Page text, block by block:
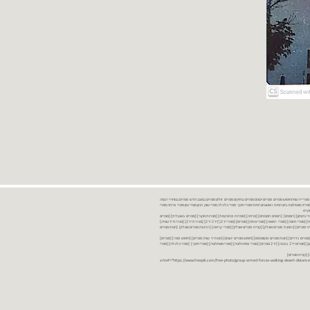
ספרים יד שניה ספרים משומשים ספרים חדשים ספרים יד 2 מכירת ספרים יד שניה ספרי יד שניהחיפוש ספרים ספרים ישנים ספרים עתיקים ספרים זולים ספרים במצב חדש ספרים במחירי רצפה
במבצע ספרים יד 2 ברמת גן ספרים יד 2 ביבנה יד 2 ספרים ספרי פסיכולוגיה ספריה סוציולוגיה ביוגרפיות ו אוטוביוגרפיות ספרי חינוך ספרי כלכלה ספרי שוק ההון ספרי עיון ספרי פרוזה ספרי
ביטחון] [רומנים] [רומנים רומנטיים] [פרוזה] [ספרות מתורגמת] [ספרות מקור] [ספרים באנגלית] [ספרים
חדשים מהחנות] [ספרים מומלצים] [ספרי בישול] [ספרי עידן חדש] [ספרי עסקים] [ספרי מורשת] [מחזות] [ספרי שירה] [ספרי בריאות] [ספרי תזונה] [ספרי רפואה] [ספרי מתח] [ספרים] [ספרי יד 2[ [יד 2 יד 2[ [מכירת יד 2[ [מכירת יד שנייה]
יד 2[ [ספר] [ספרים יד 2[ [הזמנת ספרים] [יד 2 ספרים] [ספרים בזול] [אתר ספרים] [הזמנת ספרים אונליין] [קניית ספרים אונליין] [ספרי קריאה] [רכישת ספרים אונליין] [חנות ספרים
נדירים] [חנות ספרים משומשים] [חיפוש ספרים ישנים] [חנות יד שניה ספרים] [חיפוש ספר] [ספרים]
[חנות ספרים זולים] [ספרים חדשים] [ספרים במחירי רצפה] [ספרים במשלוח חינם] [ספרים במשלוח עד הבית] [ספרים יד 2 ברמת גן] [ספרים יד 2 ביבנה] [יד 2 ספרים] [ספרי פסיכולוגיה] [ספרי סוציולוגיה] [ספרי חינוך] [ספרי כלכלה] [ספרי
[קניית ספרים]
<a href="https://www.freepik.com/free-photo/group-armed-forces-walking-desert-